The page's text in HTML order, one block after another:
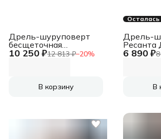
10 250 ₽12 813 ₽−20%
Дрель-шуруповерт
бесщеточная
аккумуляторная 2 АКБ
В корзину
Осталась
6 890 ₽
Дрель-
аккум.
В